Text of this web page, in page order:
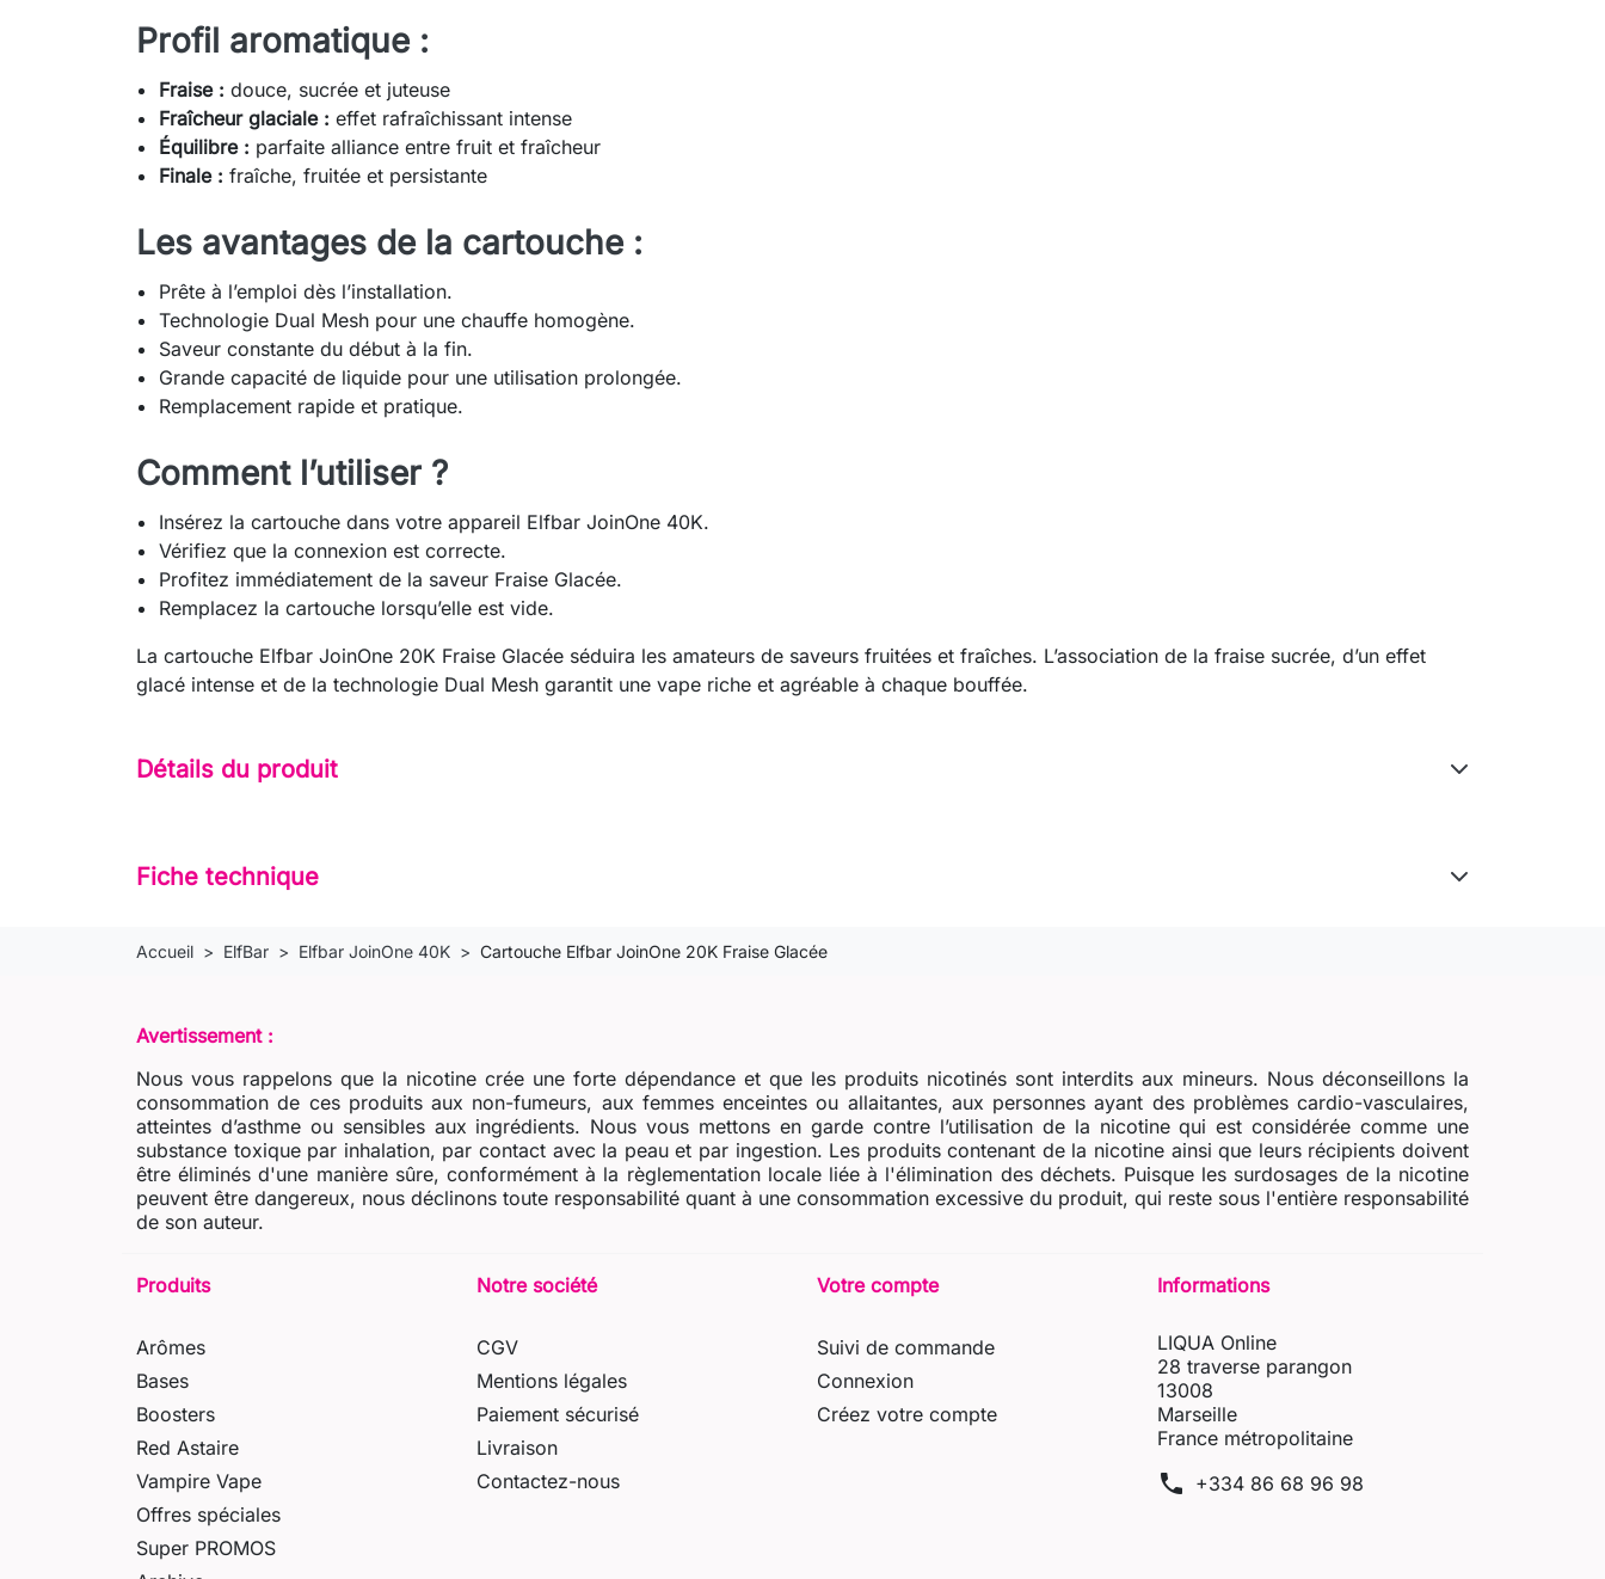
Profil aromatique :
Fraise : douce, sucrée et juteuse
Fraîcheur glaciale : effet rafraîchissant intense
Équilibre : parfaite alliance entre fruit et fraîcheur
Finale : fraîche, fruitée et persistante
Les avantages de la cartouche :
Prête à l’emploi dès l’installation.
Technologie Dual Mesh pour une chauffe homogène.
Saveur constante du début à la fin.
Grande capacité de liquide pour une utilisation prolongée.
Remplacement rapide et pratique.
Comment l’utiliser ?
Insérez la cartouche dans votre appareil Elfbar JoinOne 40K.
Vérifiez que la connexion est correcte.
Profitez immédiatement de la saveur Fraise Glacée.
Remplacez la cartouche lorsqu’elle est vide.
La cartouche Elfbar JoinOne 20K Fraise Glacée séduira les amateurs de saveurs fruitées et fraîches. L’association de la fraise sucrée, d’un effet
glacé intense et de la technologie Dual Mesh garantit une vape riche et agréable à chaque bouffée.
Détails du produit
Fiche technique
Accueil ElfBar Elfbar JoinOne 40K Cartouche Elfbar JoinOne 20K Fraise Glacée
Avertissement :
Nous vous rappelons que la nicotine crée une forte dépendance et que les produits nicotinés sont interdits aux mineurs. Nous déconseillons la
consommation de ces produits aux non-fumeurs, aux femmes enceintes ou allaitantes, aux personnes ayant des problèmes cardio-vasculaires,
atteintes d’asthme ou sensibles aux ingrédients. Nous vous mettons en garde contre l’utilisation de la nicotine qui est considérée comme une
substance toxique par inhalation, par contact avec la peau et par ingestion. Les produits contenant de la nicotine ainsi que leurs récipients doivent
être éliminés d'une manière sûre, conformément à la règlementation locale liée à l'élimination des déchets. Puisque les surdosages de la nicotine
peuvent être dangereux, nous déclinons toute responsabilité quant à une consommation excessive du produit, qui reste sous l'entière responsabilité
de son auteur.
Produits
Arômes
Bases
Boosters
Red Astaire
Vampire Vape
Offres spéciales
Super PROMOS
Notre société
CGV
Mentions légales
Paiement sécurisé
Livraison
Contactez-nous
Votre compte
Suivi de commande
Connexion
Créez votre compte
Informations
LIQUA Online
28 traverse parangon
13008
Marseille
France métropolitaine
phone +334 86 68 96 98